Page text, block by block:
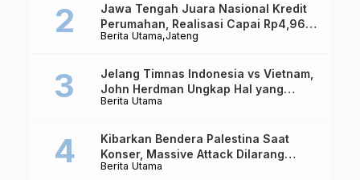
Berita Utama Jateng
Jawa Tengah Juara Nasional Kredit
Perumahan, Realisasi Capai Rp4,96
Triliun
Berita Utama
Jelang Timnas Indonesia vs Vietnam,
John Herdman Ungkap Hal yang
Dipertaruhkan
Berita Utama
Kibarkan Bendera Palestina Saat
Konser, Massive Attack Dilarang
Masuk Singapura Lagi